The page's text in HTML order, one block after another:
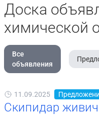
Доска
химической
Все
объявления
11.09.2025
Скипидар